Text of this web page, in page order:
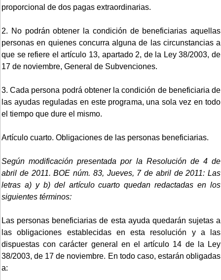
proporcional de dos pagas extraordinarias.
2. No podrán obtener la condición de beneficiarias aquellas
personas en quienes concurra alguna de las circunstancias a
que se refiere el artículo 13, apartado 2, de la Ley 38/2003, de
17 de noviembre, General de Subvenciones.
3. Cada persona podrá obtener la condición de beneficiaria de
las ayudas reguladas en este programa, una sola vez en todo
el tiempo que dure el mismo.
Artículo cuarto. Obligaciones de las personas beneficiarias.
Según modificación presentada por la Resolución de 4 de
abril de 2011. BOE núm. 83, Jueves, 7 de abril de 2011: Las
letras a) y b) del artículo cuarto quedan redactadas en los
siguientes términos:
Las personas beneficiarias de esta ayuda quedarán sujetas a
las obligaciones establecidas en esta resolución y a las
dispuestas con carácter general en el artículo 14 de la Ley
38/2003, de 17 de noviembre. En todo caso, estarán obligadas
a: